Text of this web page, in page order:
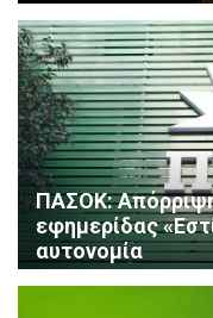
ΠΑΣΟΚ:
εφημερίδας
αυτονομία